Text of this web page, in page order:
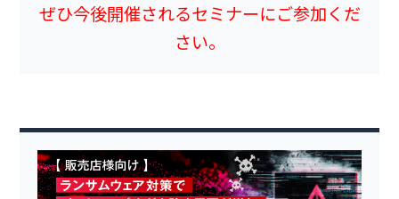
ぜひ今後開催されるセミナーにご参加くだ
さい。